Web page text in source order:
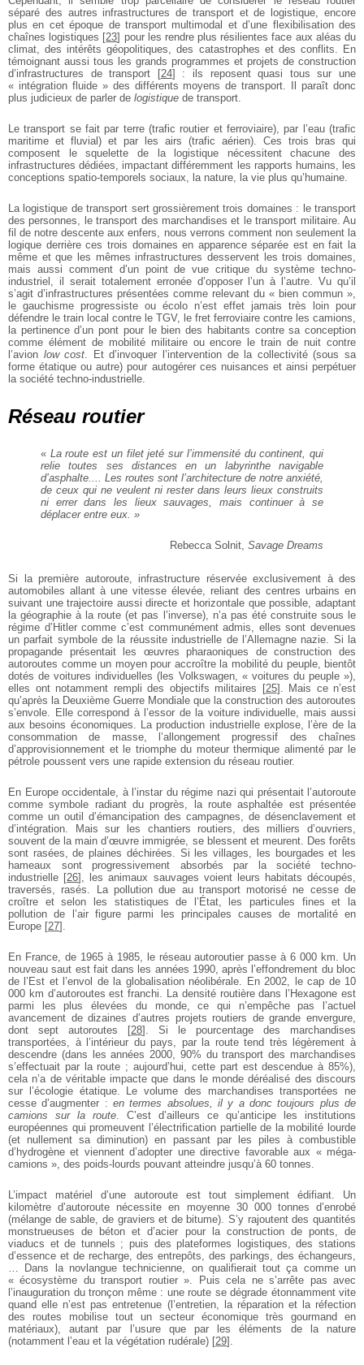
séparé des autres infrastructures de transport et de logistique, encore
plus en cet époque de transport multimodal et d’une flexibilisation des
chaînes logistiques [23] pour les rendre plus résilientes face aux aléas du
climat, des intérêts géopolitiques, des catastrophes et des conflits. En
témoignant aussi tous les grands programmes et projets de construction
d’infrastructures de transport [24] : ils reposent quasi tous sur une
« intégration fluide » des différents moyens de transport. Il paraît donc
plus judicieux de parler de logistique de transport.
Le transport se fait par terre (trafic routier et ferroviaire), par l’eau (trafic
maritime et fluvial) et par les airs (trafic aérien). Ces trois bras qui
composent le squelette de la logistique nécessitent chacune des
infrastructures dédiées, impactant différemment les rapports humains, les
conceptions spatio-temporels sociaux, la nature, la vie plus qu’humaine.
La logistique de transport sert grossièrement trois domaines : le transport
des personnes, le transport des marchandises et le transport militaire. Au
fil de notre descente aux enfers, nous verrons comment non seulement la
logique derrière ces trois domaines en apparence séparée est en fait la
même et que les mêmes infrastructures desservent les trois domaines,
mais aussi comment d’un point de vue critique du système techno-
industriel, il serait totalement erronée d’opposer l’un à l’autre. Vu qu’il
s’agit d’infrastructures présentées comme relevant du « bien commun »,
le gauchisme progressiste ou écolo n’est effet jamais très loin pour
défendre le train local contre le TGV, le fret ferroviaire contre les camions,
la pertinence d’un pont pour le bien des habitants contre sa conception
comme élément de mobilité militaire ou encore le train de nuit contre
l’avion low cost . Et d’invoquer l’intervention de la collectivité (sous sa
forme étatique ou autre) pour autogérer ces nuisances et ainsi perpétuer
la société techno-industrielle.
Réseau routier
« La route est un filet jeté sur l’immensité du continent, qui
relie toutes ses distances en un labyrinthe navigable
d’asphalte.... Les routes sont l’architecture de notre anxiété,
de ceux qui ne veulent ni rester dans leurs lieux construits
ni errer dans les lieux sauvages, mais continuer à se
déplacer entre eux. »
Rebecca Solnit, Savage Dreams
Si la première autoroute, infrastructure réservée exclusivement à des
automobiles allant à une vitesse élevée, reliant des centres urbains en
suivant une trajectoire aussi directe et horizontale que possible, adaptant
la géographie à la route (et pas l’inverse), n’a pas été construite sous le
régime d’Hitler comme c’est communément admis, elles sont devenues
un parfait symbole de la réussite industrielle de l’Allemagne nazie. Si la
propagande présentait les œuvres pharaoniques de construction des
autoroutes comme un moyen pour accroître la mobilité du peuple, bientôt
dotés de voitures individuelles (les Volkswagen, « voitures du peuple »),
elles ont notamment rempli des objectifs militaires [25] . Mais ce n’est
qu’après la Deuxième Guerre Mondiale que la construction des autoroutes
s’envole. Elle correspond à l’essor de la voiture individuelle, mais aussi
aux besoins économiques. La production industrielle explose, l’ère de la
consommation de masse, l’allongement progressif des chaînes
d’approvisionnement et le triomphe du moteur thermique alimenté par le
pétrole poussent vers une rapide extension du réseau routier.
En Europe occidentale, à l’instar du régime nazi qui présentait l’autoroute
comme symbole radiant du progrès, la route asphaltée est présentée
comme un outil d’émancipation des campagnes, de désenclavement et
d’intégration. Mais sur les chantiers routiers, des milliers d’ouvriers,
souvent de la main d’œuvre immigrée, se blessent et meurent. Des forêts
sont rasées, de plaines déchirées. Si les villages, les bourgades et les
hameaux sont progressivement absorbés par la société techno-
industrielle [26] , les animaux sauvages voient leurs habitats découpés,
traversés, rasés. La pollution due au transport motorisé ne cesse de
croître et selon les statistiques de l’État, les particules fines et la
pollution de l’air figure parmi les principales causes de mortalité en
Europe [27] .
En France, de 1965 à 1985, le réseau autoroutier passe à 6 000 km. Un
nouveau saut est fait dans les années 1990, après l’effondrement du bloc
de l’Est et l’envol de la globalisation néolibérale. En 2002, le cap de 10
000 km d’autoroutes est franchi. La densité routière dans l’Hexagone est
parmi les plus élevées du monde, ce qui n’empêche pas l’actuel
avancement de dizaines d’autres projets routiers de grande envergure,
dont sept autoroutes [28] . Si le pourcentage des marchandises
transportées, à l’intérieur du pays, par la route tend très légèrement à
descendre (dans les années 2000, 90% du transport des marchandises
s’effectuait par la route ; aujourd’hui, cette part est descendue à 85%),
cela n’a de véritable impacte que dans le monde déréalisé des discours
sur l’écologie étatique. Le volume des marchandises transportées ne
cesse d’augmenter : en termes absolues, il y a donc toujours plus de
camions sur la route. C’est d’ailleurs ce qu’anticipe les institutions
européennes qui promeuvent l’électrification partielle de la mobilité lourde
(et nullement sa diminution) en passant par les piles à combustible
d’hydrogène et viennent d’adopter une directive favorable aux « méga-
camions », des poids-lourds pouvant atteindre jusqu’à 60 tonnes.
L’impact matériel d’une autoroute est tout simplement édifiant. Un
kilomètre d’autoroute nécessite en moyenne 30 000 tonnes d’enrobé
(mélange de sable, de graviers et de bitume). S’y rajoutent des quantités
monstrueuses de béton et d’acier pour la construction de ponts, de
viaducs et de tunnels ; puis des plateformes logistiques, des stations
d’essence et de recharge, des entrepôts, des parkings, des échangeurs,
… Dans la novlangue technicienne, on qualifierait tout ça comme un
« écosystème du transport routier ». Puis cela ne s’arrête pas avec
l’inauguration du tronçon même : une route se dégrade étonnamment vite
quand elle n’est pas entretenue (l’entretien, la réparation et la réfection
des routes mobilise tout un secteur économique très gourmand en
matériaux), autant par l’usure que par les éléments de la nature
(notamment l’eau et la végétation rudérale) [29] .